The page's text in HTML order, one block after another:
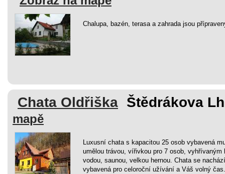
Chalupa, bazén, terasa a zahrada jsou
Chata Oldřiška Štědrákova
mapě
Luxusní chata s kapacitou 25 osob vybavená
umělou trávou, vířivkou pro 7 osob,
vodou, saunou, velkou hernou. Chata se
vybavená pro celoroční užívání a Váš volný čas.